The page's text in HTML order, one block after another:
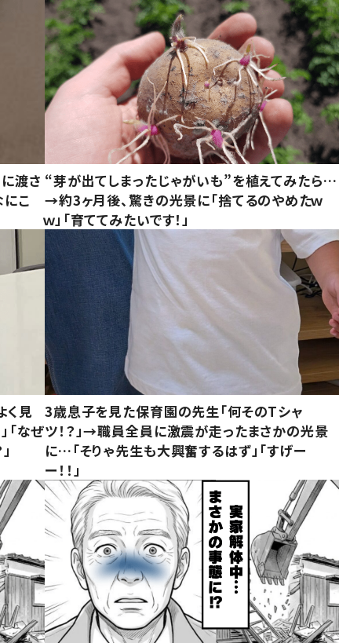
渡さ
にこ
“芽が出てしまったじゃがいも”を植えてみたら…
→約3ヶ月後、驚きの光景に「捨てるのやめたｗ
ｗ」「育ててみたいです！」
く見
「なぜ
3歳息子を見た保育園の先生「何そのTシャ
ツ！？」→職員全員に激震が走ったまさかの光景
に…「そりゃ先生も大興奮するはず」「すげー
ー！！」